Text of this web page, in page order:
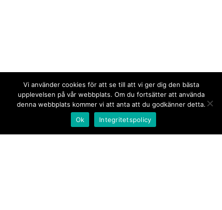
Vi använder cookies för att se till att vi ger dig den bästa
upplevelsen på vår webbplats. Om du fortsätter att använda
denna webbplats kommer vi att anta att du godkänner detta.
Ok
Integritetspolicy